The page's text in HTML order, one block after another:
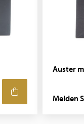
Auster
Melden